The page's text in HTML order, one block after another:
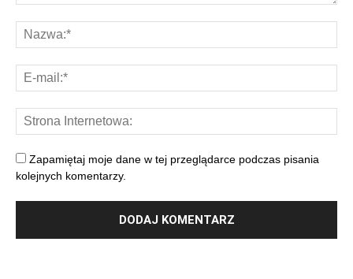
Zapamiętaj moje dane w tej przeglądarce podczas pisania
kolejnych komentarzy.